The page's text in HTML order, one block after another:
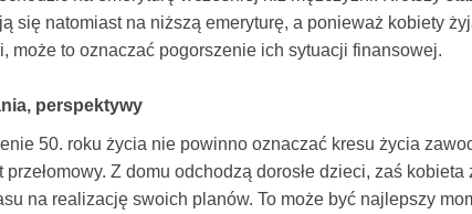
się natomiast na niższą emeryturę, a ponieważ kobiety
może to oznaczać pogorszenie ich sytuacji finansowej.
perspektywy
50. roku życia nie powinno oznaczać kresu życia
przełomowy. Z domu odchodzą dorosłe dzieci, zaś kobieta
na realizację swoich planów. To może być najlepszy